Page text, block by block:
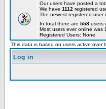
Our users have posted a
We have 1112 registered
The newest registered user
In total there are 558 users
Most users ever online was
Registered Users: None
This data is based on users active over
Log in